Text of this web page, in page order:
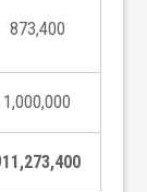
873,400
1,000,000